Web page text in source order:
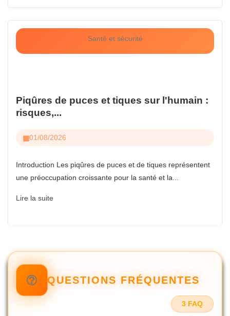
Santé et sécurité
Piqûres de puces et tiques sur l'humain :
risques,...
01/08/2026
Introduction Les piqûres de puces et de tiques représentent
une préoccupation croissante pour la santé et la...
Lire la suite
QUESTIONS FRÉQUENTES
3 FAQ